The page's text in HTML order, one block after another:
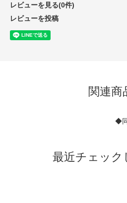
レビューを見る(0件)
レビューを投稿
関連商
◆
最近チェック